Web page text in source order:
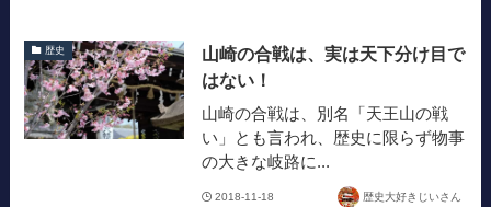
歴史
山崎の合戦は、実は天下分け目で
はない！
山崎の合戦は、別名「天王山の戦
い」とも言われ、歴史に限らず物事
の大きな岐路に...
2018-11-18 歴史大好きじいさん